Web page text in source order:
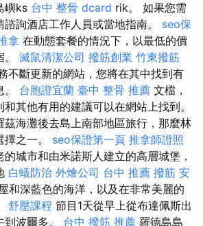
嶼ks 台中 整骨 dcard rik。 如果您需
詢酒店工作人員或當地指南。 seo保
拿 在動態套餐的情況下，以最低的價
滅鼠清潔公司 撥筋創業 竹東撥筋
不斷更新的網站，您將在其中找到有
台胞證宜蘭 臺中 整骨 推薦 文檔，
其他有用的建議可以在網站上找到。
茲海灘後去島上南部地區旅行，那麼林
之一。 seo保證第一頁 推拿師證照
城市和由米諾斯人建立的高層城堡，
白蟻防治 外燴公司 台中 推薦 撥筋 安
和深藍色的海洋，以及在非常美麗的
舒壓課程 節目1天從早上從布達佩斯出
波爾多。 台中 撥筋 推薦 羅德島島